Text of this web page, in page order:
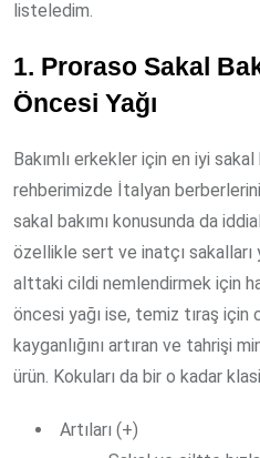
listeledim.
1. Proraso Sakal
Öncesi Yağı
Bakımlı erkekler için en iyi
rehberimizde İtalyan
sakal bakımı konusunda da
özellikle sert ve inatçı
alttaki cildi nemlendirmek için
öncesi yağı ise, temiz tıraş için
kayganlığını artıran ve tahrişi
ürün. Kokuları da bir o kadar
Artıları (+)